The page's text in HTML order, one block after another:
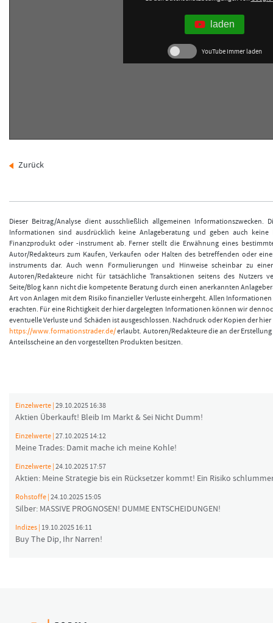
laden
YouTube immer laden
Zurück
Dieser Beitrag/Analyse dient ausschließlich allgemeinen
Informationen sind ausdrücklich keine Anlageberatung und geben auch
Finanzprodukt oder -instrument ab. Ferner stellt die Erwähnung eines
Autor/Redakteurs zum Kaufen, Verkaufen oder Halten des betreffenden oder
instruments dar. Auch wenn Formulierungen und Hinweise scheinbar zu
Autoren/Redakteure nicht für tatsächliche Transaktionen seitens des Nutzers
Seite/Blog kann nicht die kompetente Beratung durch einen anerkannten
Art von Anlagen mit dem Risiko finanzieller Verluste einhergeht. Allen
erachten. Für eine Richtigkeit der hier dargelegten Informationen können wir
eventuelle Verluste und Schäden ist ausgeschlossen. Nachdruck oder Kopien der
https://www.formationstrader.de/erlaubt. Autoren/Redakteure die an der
Anteilsscheine an den vorgestellten Produkten besitzen.
Einzelwerte | 29.10.2025 16:38
Aktien Überkauft! Bleib Im Markt & Sei Nicht Dumm!
Einzelwerte | 27.10.2025 14:12
Meine Trades: Damit mache ich meine Kohle!
Einzelwerte | 24.10.2025 17:57
Aktien: Meine Strategie bis ein Rücksetzer kommt! Ein Risiko
Rohstoffe | 24.10.2025 15:05
Silber: MASSIVE PROGNOSEN! DUMME ENTSCHEIDUNGEN!
Indizes | 19.10.2025 16:11
Buy The Dip, Ihr Narren!
FORMATIONSTRADER WERDEN